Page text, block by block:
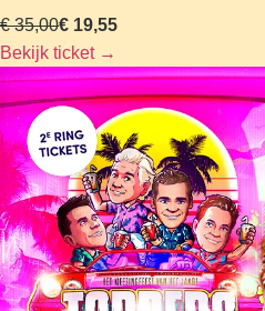
€ 35,00€ 19,55
Bekijk ticket →